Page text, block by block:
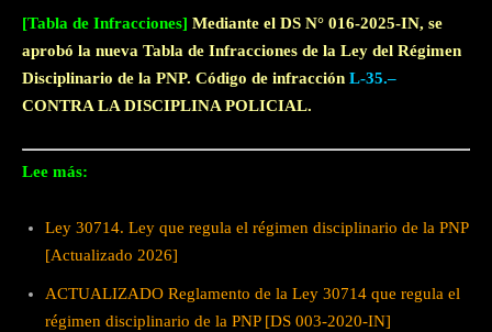
[Tabla de Infracciones] Mediante el DS N° 016-2025-IN, se
aprobó la nueva Tabla de Infracciones de la Ley del Régimen
Disciplinario de la PNP. Código de infracción L-35.–
CONTRA LA DISCIPLINA POLICIAL.
Lee más:
Ley 30714. Ley que regula el régimen disciplinario de la PNP
[Actualizado 2026]
ACTUALIZADO Reglamento de la Ley 30714 que regula el
régimen disciplinario de la PNP [DS 003-2020-IN]